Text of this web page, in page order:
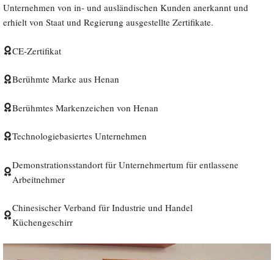
Unternehmen von in- und ausländischen Kunden anerkannt und
erhielt von Staat und Regierung ausgestellte Zertifikate.
CE-Zertifikat
Berühmte Marke aus Henan
Berühmtes Markenzeichen von Henan
Technologiebasiertes Unternehmen
Demonstrationsstandort für Unternehmertum für entlassene
Arbeitnehmer
Chinesischer Verband für Industrie und Handel
Küchengeschirr